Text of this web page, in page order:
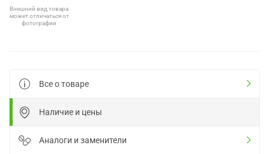
Внешний вид товара
может отличаться от
фотографии
Все о товаре
Наличие и цены
Аналоги и заменители